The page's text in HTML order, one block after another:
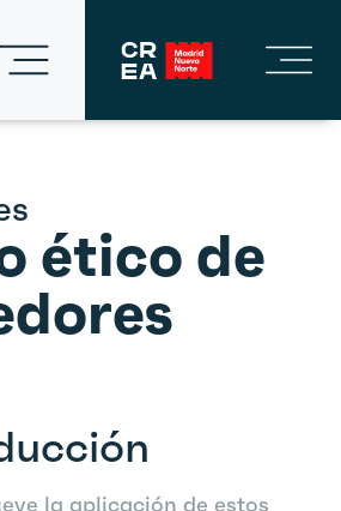
ético de
la aplicación de estos